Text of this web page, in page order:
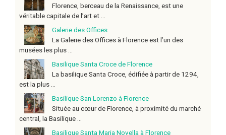
Florence, berceau de la Renaissance, est une
véritable capitale de l’art et ...
Galerie des Offices
La Galerie des Offices à Florence est l’un des
musées les plus ...
Basilique Santa Croce de Florence
La basilique Santa Croce, édifiée à partir de 1294,
est la plus ...
Basilique San Lorenzo à Florence
Située au cœur de Florence, à proximité du marché
central, la Basilique ...
Basilique Santa Maria Novella à Florence